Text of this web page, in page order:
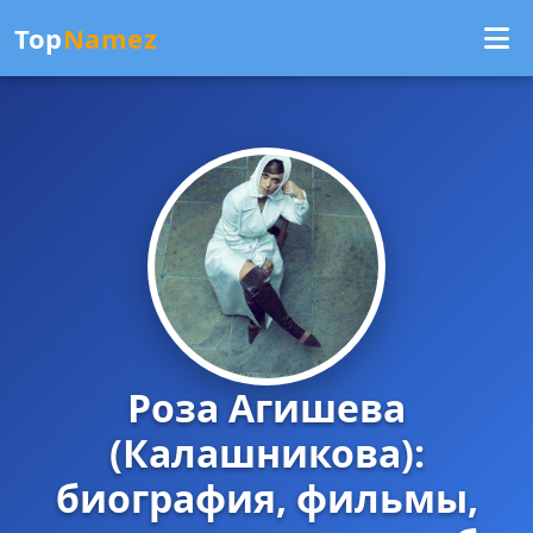
TopNamez
Роза Агишева
(Калашникова):
биография, фильмы,